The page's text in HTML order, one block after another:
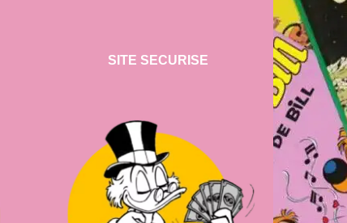
SITE SECURISE